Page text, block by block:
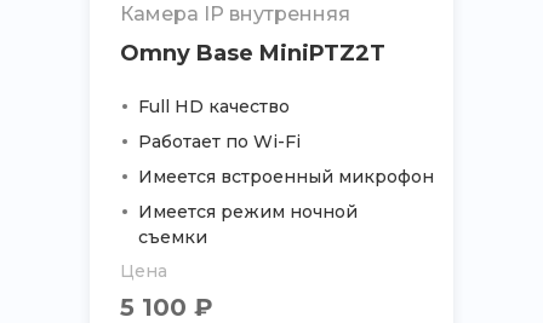
Omny Base MiniPTZ2T
Full HD качество
Работает по Wi-Fi
Имеется встроенный микрофон
Имеется режим ночной
съемки
Камера IP внутренняя
5 100 ₽
Цена